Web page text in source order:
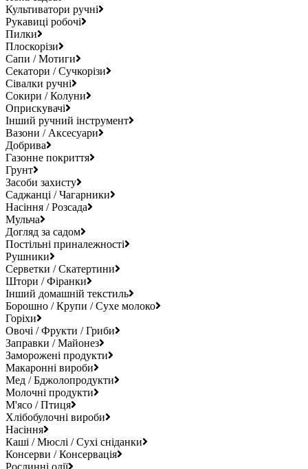
Культиватори ручні
Рукавиці робочі
Пилки
Плоскорізи
Сапи / Мотиги
Секатори / Сучкорізи
Сівалки ручні
Сокири / Колуни
Оприскувачі
Інший ручний інструмент
Вазони / Аксесуари
Добрива
Газонне покриття
Грунт
Засоби захисту
Саджанці / Чагарники
Насіння / Розсада
Мульча
Догляд за садом
Постільні приналежності
Рушники
Серветки / Скатертини
Штори / Фіранки
Інший домашній текстиль
Борошно / Крупи / Сухе молоко
Горіхи
Овочі / Фрукти / Гриби
Заправки / Майонез
Заморожені продукти
Макаронні вироби
Мед / Бджолопродукти
Молочні продукти
М'ясо / Птиця
Хлібобулочні вироби
Насіння
Каші / Мюслі / Сухі сніданки
Консерви / Консервація
Рослинні олії